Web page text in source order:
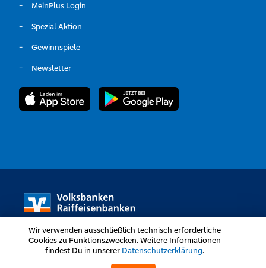
MeinPlus Login
Spezial Aktion
Gewinnspiele
Newsletter
Volksbanken Raiffeisenbanken © Alle Rechte vorbehalten
Wir verwenden ausschließlich technisch erforderliche
Cookies zu Funktionszwecken. Weitere Informationen
findest Du in unserer Datenschutzerklärung.